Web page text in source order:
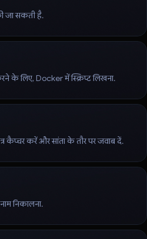
जा सकती है.
के लिए, Docker में स्क्रिप्ट लिखना.
कैप्चर करें और सांता के तौर पर जवाब दें.
निकालना.